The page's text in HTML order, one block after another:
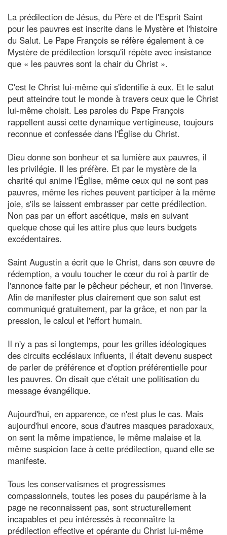
La prédilection de Jésus, du Père et de l'Esprit Saint
pour les pauvres est inscrite dans le Mystère et l'histoire
du Salut. Le Pape François se réfère également à ce
Mystère de prédilection lorsqu'il répète avec insistance
que « les pauvres sont la chair du Christ ».
C'est le Christ lui-même qui s'identifie à eux. Et le salut
peut atteindre tout le monde à travers ceux que le Christ
lui-même choisit. Les paroles du Pape François
rappellent aussi cette dynamique vertigineuse, toujours
reconnue et confessée dans l'Église du Christ.
Dieu donne son bonheur et sa lumière aux pauvres, il
les privilégie. Il les préfère. Et par le mystère de la
charité qui anime l'Église, même ceux qui ne sont pas
pauvres, même les riches peuvent participer à la même
joie, s'ils se laissent embrasser par cette prédilection.
Non pas par un effort ascétique, mais en suivant
quelque chose qui les attire plus que leurs budgets
excédentaires.
Saint Augustin a écrit que le Christ, dans son œuvre de
rédemption, a voulu toucher le cœur du roi à partir de
l'annonce faite par le pêcheur pécheur, et non l'inverse.
Afin de manifester plus clairement que son salut est
communiqué gratuitement, par la grâce, et non par la
pression, le calcul et l'effort humain.
Il n'y a pas si longtemps, pour les grilles idéologiques
des circuits ecclésiaux influents, il était devenu suspect
de parler de préférence et d'option préférentielle pour
les pauvres. On disait que c'était une politisation du
message évangélique.
Aujourd'hui, en apparence, ce n'est plus le cas. Mais
aujourd'hui encore, sous d'autres masques paradoxaux,
on sent la même impatience, le même malaise et la
même suspicion face à cette prédilection, quand elle se
manifeste.
Tous les conservatismes et progressismes
compassionnels, toutes les poses du paupérisme à la
page ne reconnaissent pas, sont structurellement
incapables et peu intéressés à reconnaître la
prédilection effective et opérante du Christ lui-même